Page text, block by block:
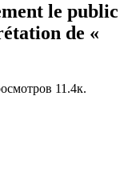
le public
de «
11.4к.